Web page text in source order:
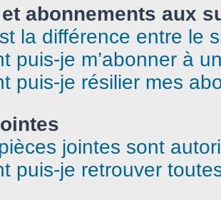
abonnements aux
la différence entre le
puis-je m’abonner à
puis-je résilier mes
jointes sont
puis-je retrouver